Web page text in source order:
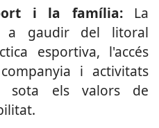
i la família:La
a gaudir del litoral
esportiva, l'accés
i activitats
sota els valors de